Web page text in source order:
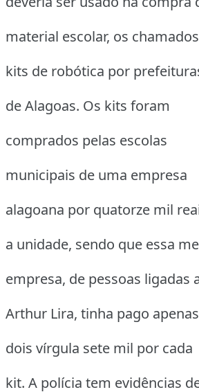
material escolar, os chamados
kits de robótica por
de Alagoas. Os kits foram
comprados pelas escolas
municipais de uma empresa
alagoana por quatorze mil
a unidade, sendo que essa
empresa, de pessoas ligadas
Arthur Lira, tinha pago apenas
dois vírgula sete mil por cada
kit. A polícia tem evidências